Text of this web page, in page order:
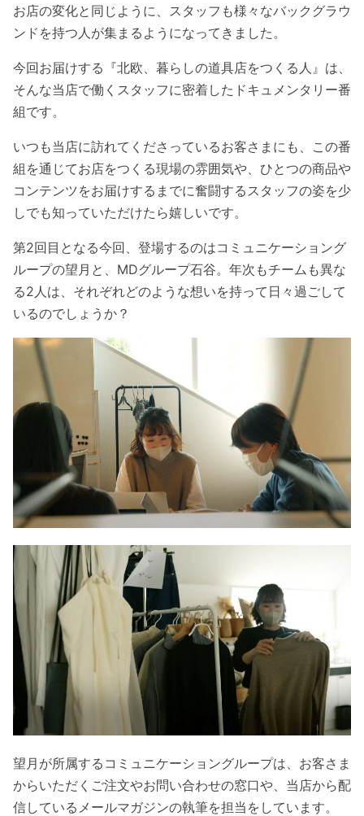
お店の変化と同じように、スタッフも様々なバックグラウ
ンドを持つ人が集まるようになってきました。
今回お届けする『北欧、暮らしの道具店をつくる人』は、
そんな当店で働くスタッフに密着したドキュメンタリー番
組です。
いつも当店に訪れてくださっているお客さまにも、この番
組を通じてお店をつくる現場の雰囲気や、ひとつの商品や
コンテンツをお届けするまでに奮闘するスタッフの姿を少
しでも知っていただけたら嬉しいです。
第2回目となる今回、登場するのはコミュニケーショング
ループの望月と、MDグループ石谷。年次もチームも異な
る2人は、それぞれどのような想いを持って日々過ごして
いるのでしょうか？
望月が所属するコミュニケーショングループは、お客さま
からいただくご注文やお問い合わせの窓口や、当店から配
信しているメールマガジンの執筆を担当をしています。